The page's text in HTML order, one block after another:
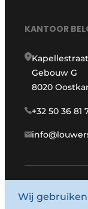
KANTOOR
Kapellestraat
Gebouw G
8020
+32 50 36 81
Wij gebruiken